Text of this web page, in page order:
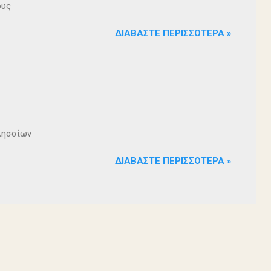
ΔΙΑΒΆΣΤΕ ΠΕΡΙΣΣΌΤΕΡΑ »
ΔΙΑΒΆΣΤΕ ΠΕΡΙΣΣΌΤΕΡΑ »